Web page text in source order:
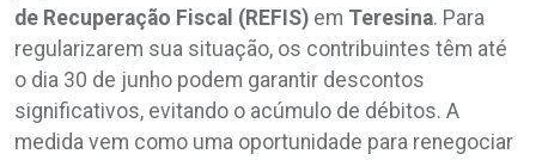
de Recuperação Fiscal (REFIS) em Teresina. Para
regularizarem sua situação, os contribuintes têm até
o dia 30 de junho podem garantir descontos
significativos, evitando o acúmulo de débitos. A
medida vem como uma oportunidade para renegociar